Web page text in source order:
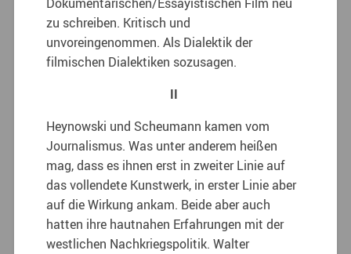
Dokumentarischen/Essayistischen Film neu
zu schreiben. Kritisch und
unvoreingenommen. Als Dialektik der
filmischen Dialektiken sozusagen.
II
Heynowski und Scheumann kamen vom
Journalismus. Was unter anderem heißen
mag, dass es ihnen erst in zweiter Linie auf
das vollendete Kunstwerk, in erster Linie aber
auf die Wirkung ankam. Beide aber auch
hatten ihre hautnahen Erfahrungen mit der
westlichen Nachkriegspolitik. Walter